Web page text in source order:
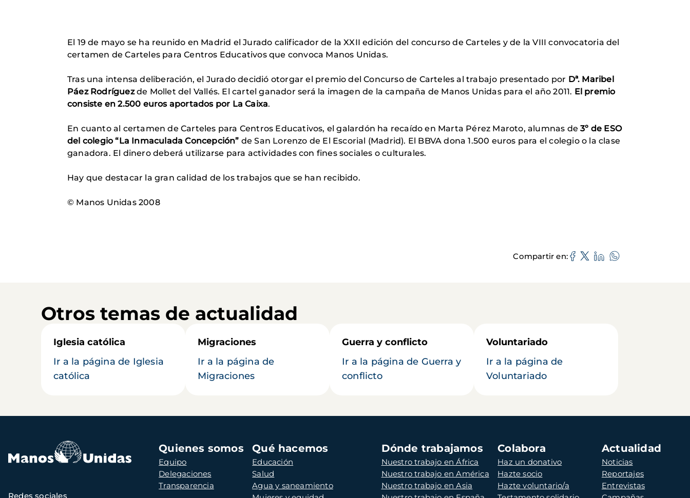
El 19 de mayo se ha reunido en Madrid el Jurado calificador de la XXII edición del concurso de Carteles y de la VIII convocatoria del
certamen de Carteles para Centros Educativos que convoca Manos Unidas.
Tras una intensa deliberación, el Jurado decidió otorgar el premio del Concurso de Carteles al trabajo presentado por Dª. Maribel
Páez Rodríguezde Mollet del Vallés. El cartel ganador será la imagen de la campaña de Manos Unidas para el año 2011. El premio
consiste en 2.500 euros aportados por La Caixa.
En cuanto al certamen de Carteles para Centros Educativos, el galardón ha recaído en Marta Pérez Maroto, alumnas de3º de ESO
del colegio “La Inmaculada Concepción” de San Lorenzo de El Escorial (Madrid). El BBVA dona 1.500 euros para el colegio o la clase
ganadora. El dinero deberá utilizarse para actividades con fines sociales o culturales.
Hay que destacar la gran calidad de los trabajos que se han recibido.
© Manos Unidas 2008
Compartir en
Otros temas de actualidad
Iglesia católica
Ir a la página de Iglesia
católica
Migraciones
Ir a la página de
Migraciones
Guerra y conflicto
Ir a la página de Guerra y
conflicto
Voluntariado
Ir a la página de
Voluntariado
Navegación
principal
Quienes somos
Equipo
Delegaciones
Transparencia
Qué hacemos
Educación
Salud
Agua y saneamiento
Dónde trabajamos
Nuestro trabajo en África
Nuestro trabajo en América
Nuestro trabajo en Asia
Colabora
Haz un donativo
Hazte socio
Hazte voluntario/a
Actualidad
Noticias
Reportajes
Entrevistas
Redes sociales